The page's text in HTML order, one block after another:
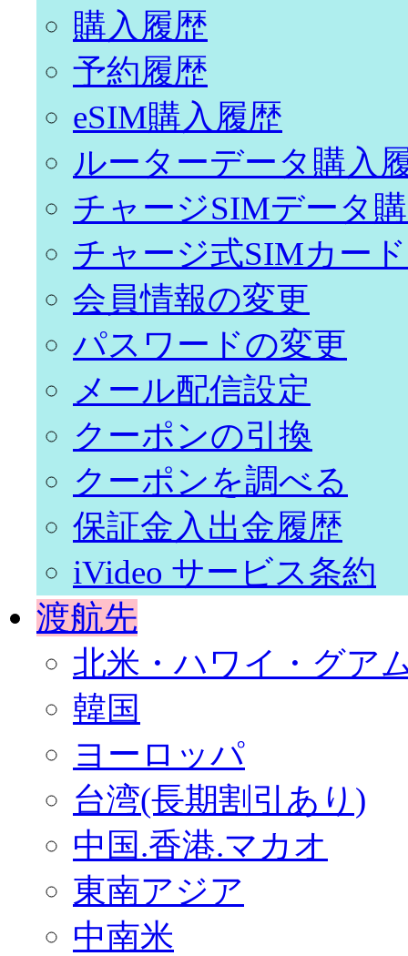
購入履歴
予約履歴
eSIM購入履歴
ルーターデータ購入
チャージSIMデータ
チャージ式SIMカー
会員情報の変更
パスワードの変更
メール配信設定
クーポンの引換
クーポンを調べる
保証金入出金履歴
iVideo サービス条約
渡航先
北米・ハワイ・グア
韓国
ヨーロッパ
台湾(長期割引あり)
中国.香港.マカオ
東南アジア
中南米